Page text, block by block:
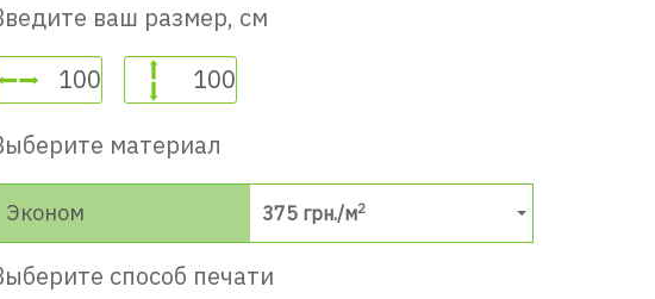
ваш размер, см
материал
Эконом 375 грн./м2
способ печати